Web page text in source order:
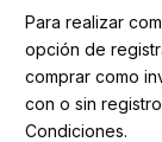
Para realizar
opción de
comprar como
con o sin
Condiciones.